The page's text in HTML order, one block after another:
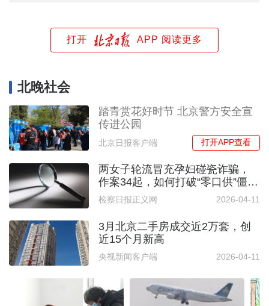
打开 APP 阅读更多
北晚社会
踏青赏花好时节 北京警方安全宣
传进公园
北京日报客户端 打开APP查看
两女子轮流冒充孕妇碰瓷诈骗，
作案34起，如何打破“零口供”僵
局？
检察日报正义网 2026-04-11
3月北京二手房成交近2万套，创
近15个月新高
央视新闻客户端 2026-04-11